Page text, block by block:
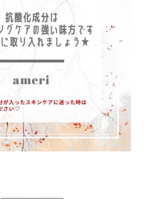
-------------------------